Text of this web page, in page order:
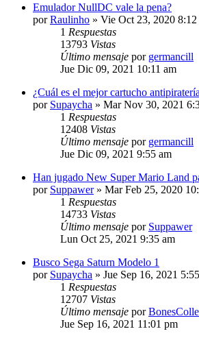
Emulador NullDC vale la pena?
porRaulinho » Vie Oct 23, 2020 8:12
1 Respuestas
13793 Vistas
Último mensaje por germancill
Jue Dic 09, 2021 10:11 am
¿Cuál es el mejor cartucho
por Supaycha » Mar Nov 30, 2021
1 Respuestas
12408 Vistas
Último mensaje por germancill
Jue Dic 09, 2021 9:55 am
Han jugado New Super Mario Land
por Suppawer» Mar Feb 25, 2020
1 Respuestas
14733 Vistas
Último mensaje por Suppawer
Lun Oct 25, 2021 9:35 am
Busco Sega Saturn Modelo 1
por Supaycha » Jue Sep 16, 2021
1 Respuestas
12707 Vistas
Último mensaje por
Jue Sep 16, 2021 11:01 pm